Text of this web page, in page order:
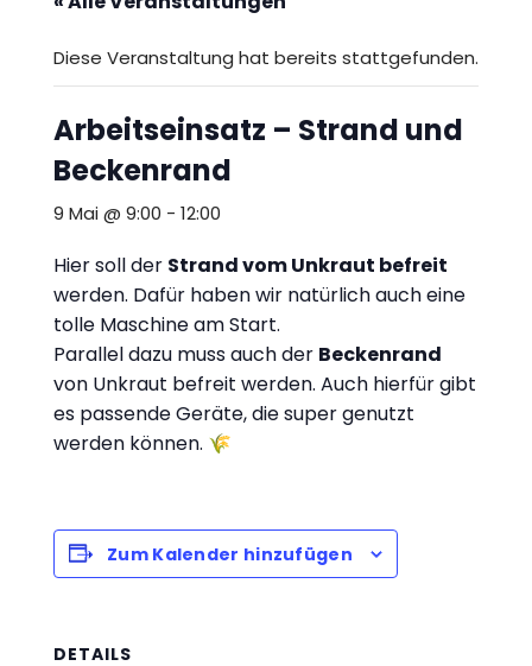
h
n
Diese Veranstaltung hat bereits stattgefunden.
Arbeitseinsatz – Strand und
Beckenrand
9 Mai @ 9:00 - 12:00
Hier soll der Strand vom Unkraut befreit
werden. Dafür haben wir natürlich auch eine
tolle Maschine am Start.
Parallel dazu muss auch der Beckenrand
von Unkraut befreit werden. Auch hierfür gibt
es passende Geräte, die super genutzt
werden können. 🌾
Zum Kalender hinzufügen
DETAILS